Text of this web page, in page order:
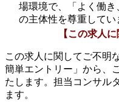
場環境で、「よく働
の主体性を尊重してい
【この求人
この求人に関してご不明
簡単エントリー」から、
たします。担当コンサル
ます。